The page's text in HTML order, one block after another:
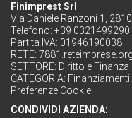
Finimprest Srl
Via Daniele Ranzoni 1,
Telefono: +39
Partita IVA: 01946190038
RETE: 7881.reteimprese.org
SETTORE: Diritto e Finanza
CATEGORIA: Finanziamenti
Preferenze Cookie
CONDIVIDI AZIENDA: